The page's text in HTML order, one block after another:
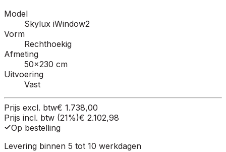
Model
Skylux iWindow2
Vorm
Rechthoekig
Afmeting
50×230 cm
Uitvoering
Vast
Prijs excl. btw€ 1.738,00
Prijs incl. btw (21%)€ 2.102,98
Op bestelling
Levering binnen 5 tot 10 werkdagen